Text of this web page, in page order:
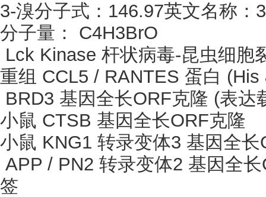
3-溴分子式：146.97英文名称：
分子量： C4H3BrO
Lck Kinase 杆状病毒-昆虫细胞
重组 CCL5 / RANTES 蛋白
BRD3 基因全长ORF克隆 (表达
小鼠 CTSB 基因全长ORF克隆
小鼠 KNG1 转录变体3 基因全长
APP / PN2 转录变体2 基因全
签